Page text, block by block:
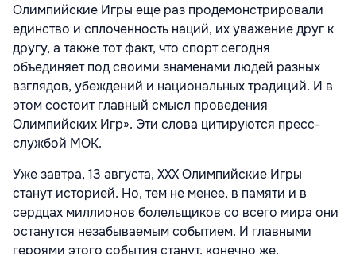
Олимпийские Игры еще раз продемонстрировали
единство и сплоченность наций, их уважение друг к
другу, а также тот факт, что спорт сегодня
объединяет под своими знаменами людей разных
взглядов, убеждений и национальных традиций. И в
этом состоит главный смысл проведения
Олимпийских Игр». Эти слова цитируются пресс-
службой МОК.
Уже завтра, 13 августа, ХХХ Олимпийские Игры
станут историей. Но, тем не менее, в памяти и в
сердцах миллионов болельщиков со всего мира они
останутся незабываемым событием. И главными
героями этого события станут, конечно же,